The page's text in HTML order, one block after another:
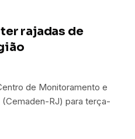
rajadas de
de Monitoramento e
RJ) para terça-